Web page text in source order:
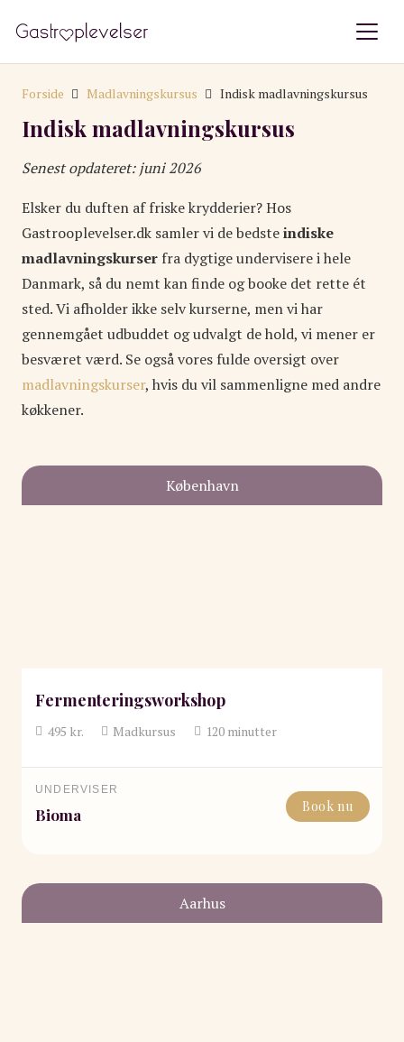
Forside Madlavningskursus Indisk madlavningskursus
Indisk madlavningskursus
Senest opdateret: juni 2026
Elsker du duften af friske krydderier? Hos
Gastrooplevelser.dk samler vi de bedsteindiske
madlavningskurser fra dygtige undervisere i hele
Danmark, så du nemt kan finde og booke det rette ét
sted. Vi afholder ikke selv kurserne, men vi har
gennemgået udbuddet og udvalgt de hold, vi mener er
besværet værd. Se også vores fulde oversigt over
madlavningskurser, hvis du vil sammenligne med andre
køkkener.
København
Fermenteringsworkshop
495 kr. Madkursus 120 minutter
UNDERVISER
Bioma Book nu
Aarhus